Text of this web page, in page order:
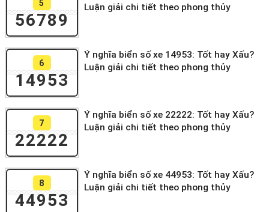
5
56789
Luận giải chi tiết theo phong thủy
6
14953
Ý nghĩa biển số xe 14953: Tốt hay Xấu?
Luận giải chi tiết theo phong thủy
7
22222
Ý nghĩa biển số xe 22222: Tốt hay Xấu?
Luận giải chi tiết theo phong thủy
8
44953
Ý nghĩa biển số xe 44953: Tốt hay Xấu?
Luận giải chi tiết theo phong thủy